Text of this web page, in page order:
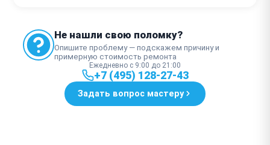
Не нашли свою поломку?
Опишите проблему — подскажем причину и
примерную стоимость ремонта
Ежедневно с 9:00 до 21:00
+7 (495) 128-27-43
Задать вопрос мастеру